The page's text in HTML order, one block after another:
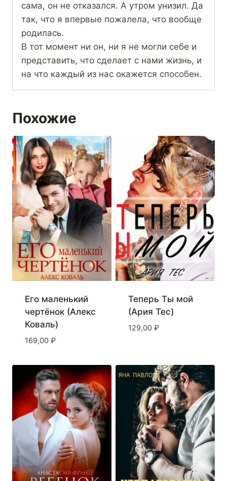
сама, он не отказался. А утром унизил. Да
так, что я впервые пожалела, что вообще
родилась.
В тот момент ни он, ни я не могли себе и
представить, что сделает с нами жизнь, и
на что каждый из нас окажется способен.
Похожие
Его маленький
чертёнок (Алекс
Коваль)
169,00 ₽
Теперь Ты мой
(Ария Тес)
129,00 ₽